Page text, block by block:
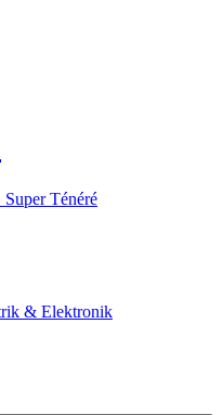
Ténéré
& Elektronik